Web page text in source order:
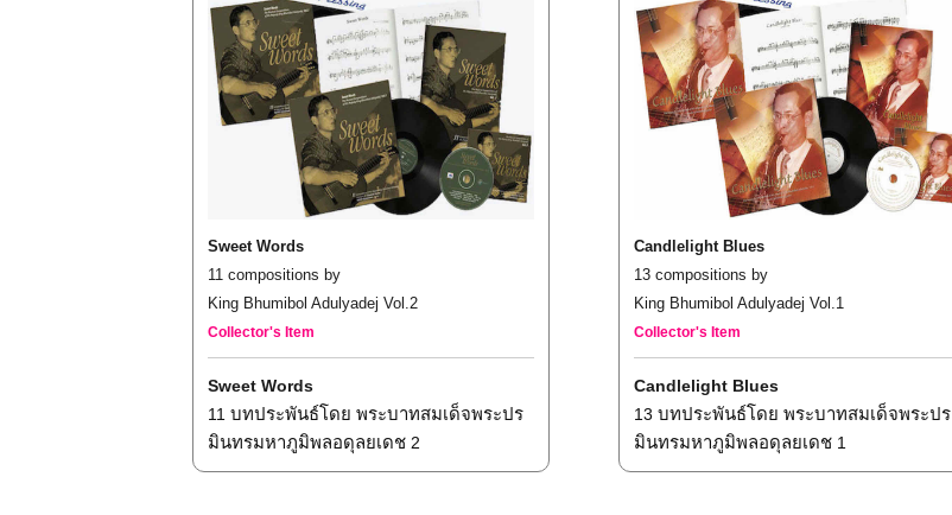
Sweet Words
11 compositions by
King Bhumibol Adulyadej Vol.2
Collector's Item
Sweet Words
11 บทประพันธ์โดย พระบาทสมเด็จพระปร
มินทรมหาภูมิพลอดุลยเดช 2
Candlelight Blues
13 compositions by
King Bhumibol Adulyadej Vol.1
Collector's Item
Candlelight Blues
13 บทประพันธ์โดย พระบาทสมเด็จพระปร
มินทรมหาภูมิพลอดุลยเดช 1